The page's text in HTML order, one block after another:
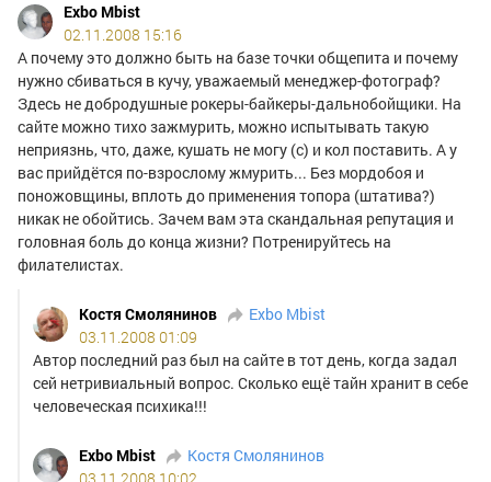
Exbo Mbist
02.11.2008 15:16
А почему это должно быть на базе точки общепита и почему
нужно сбиваться в кучу, уважаемый менеджер-фотограф?
Здесь не добродушные рокеры-байкеры-дальнобойщики. На
сайте можно тихо зажмурить, можно испытывать такую
неприязнь, что, даже, кушать не могу (с) и кол поставить. А у
вас прийдётся по-взрослому жмурить... Без мордобоя и
поножовщины, вплоть до применения топора (штатива?)
никак не обойтись. Зачем вам эта скандальная репутация и
головная боль до конца жизни? Потренируйтесь на
филателистах.
Костя Смолянинов
Exbo Mbist
03.11.2008 01:09
Автор последний раз был на сайте в тот день, когда задал
сей нетривиальный вопрос. Сколько ещё тайн хранит в себе
человеческая психика!!!
Exbo Mbist
Костя Смолянинов